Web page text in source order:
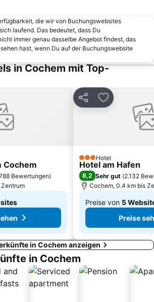
Loreleystatue
Schalkenmehrener Maar
European Geopark Vulkaneifel
Mosel Wein Museum
Walporzheim
Heimersheim
die wir von Buchungswebsites
laufend. Das bedeutet, dass Du
immer genau dasselbe Angebot findest, das
hast, wenn Du auf der Buchungswebsite
in Cochem mit Top-
hinzufügen
Cochem
Bewertungen)
Teilen Zu Favoriten
3 Sterne
Hotel
Hotel am Hafen
8,2 Sehr gut (2.132
Cochem, 0.4 km bis
Preise von 5
Ab
169 € Preise
in Cochem anzeigen
in Cochem